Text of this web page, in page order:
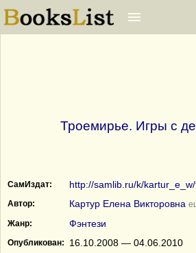
Троемирье. Игры с
СамИздат: http://samlib.ru/k/
Автор: Картур Елена Викторовна
Жанр:
Фэнтези
Опубликован: 16.10.2008 — 04.06.2010